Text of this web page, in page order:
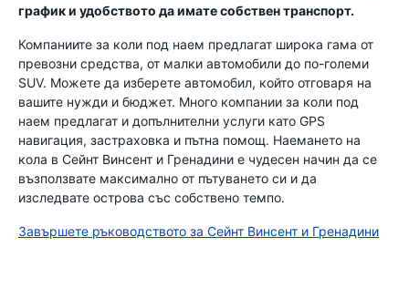
график и удобството да имате собствен транспорт.
Компаниите за коли под наем предлагат широка гама от
превозни средства, от малки автомобили до по-големи
SUV. Можете да изберете автомобил, който отговаря на
вашите нужди и бюджет. Много компании за коли под
наем предлагат и допълнителни услуги като GPS
навигация, застраховка и пътна помощ. Наемането на
кола в Сейнт Винсент и Гренадини е чудесен начин да се
възползвате максимално от пътуването си и да
изследвате острова със собствено темпо.
Завършете ръководството за Сейнт Винсент и Гренадини